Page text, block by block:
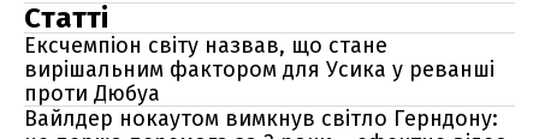
Статті
Ексчемпіон світу назвав, що стане
вирішальним фактором для Усика у реванші
проти Дюбуа
Вайлдер нокаутом вимкнув світло Герндону: